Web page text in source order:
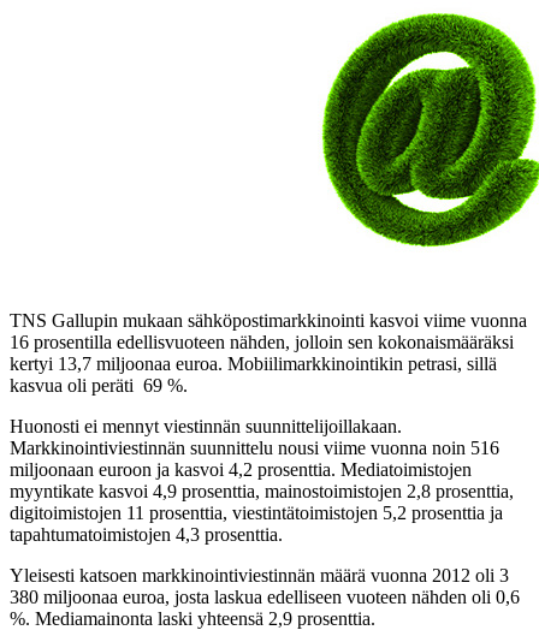
TNS Gallupin mukaan sähköpostimarkkinointi kasvoi viime vuonna
16 prosentilla edellisvuoteen nähden, jolloin sen kokonaismääräksi
kertyi 13,7 miljoonaa euroa. Mobiilimarkkinointikin petrasi, sillä
kasvua oli peräti 69 %.
Huonosti ei mennyt viestinnän suunnittelijoillakaan.
Markkinointiviestinnän suunnittelu nousi viime vuonna noin 516
miljoonaan euroon ja kasvoi 4,2 prosenttia. Mediatoimistojen
myyntikate kasvoi 4,9 prosenttia, mainostoimistojen 2,8 prosenttia,
digitoimistojen 11 prosenttia, viestintätoimistojen 5,2 prosenttia ja
tapahtumatoimistojen 4,3 prosenttia.
Yleisesti katsoen markkinointiviestinnän määrä vuonna 2012 oli 3
380 miljoonaa euroa, josta laskua edelliseen vuoteen nähden oli 0,6
%. Mediamainonta laski yhteensä 2,9 prosenttia.